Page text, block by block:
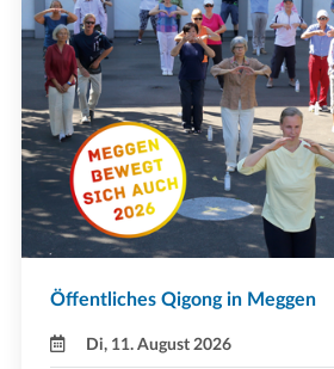
Öffentliches Qigong in Meggen
Di, 11. August 2026